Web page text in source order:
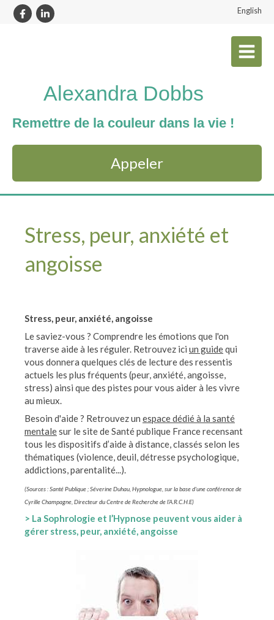
English
Alexandra Dobbs
Remettre de la couleur dans la vie !
Appeler
Stress, peur, anxiété et
angoisse
Stress, peur, anxiété, angoisse
Le saviez-vous ? Comprendre les émotions que l'on
traverse aide à les réguler. Retrouvez ici un guidequi
vous donnera quelques clés de lecture des ressentis
actuels les plus fréquents (peur, anxiété, angoisse,
stress) ainsi que des pistes pour vous aider à les vivre
au mieux.
Besoin d'aide ? Retrouvez un espace dédié à la santé
mentalesur le site de Santé publique France recensant
tous les dispositifs d’aide à distance, classés selon les
thématiques (violence, deuil, détresse psychologique,
addictions, parentalité...).
(Sources : Santé Publique ; Séverine Duhau, Hypnologue, sur la base d'une conférence de
Cyrille Champagne, Directeur du Centre de Recherche de l’A.R.C.H.E)
> La Sophrologie et l’Hypnose peuvent vous aider à
gérer stress, peur, anxiété, angoisse